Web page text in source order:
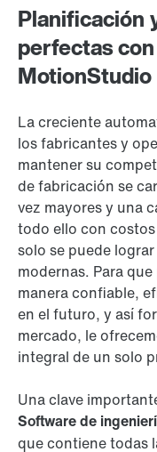
Planificación
perfectas
MotionStudio
La creciente
los fabricantes y
mantener su
de fabricación se
vez mayores y una
todo ello con
solo se puede
modernas. Para
manera confiable,
en el futuro, y así
mercado, le
integral de un solo
Una clave
Software de
que contiene todas